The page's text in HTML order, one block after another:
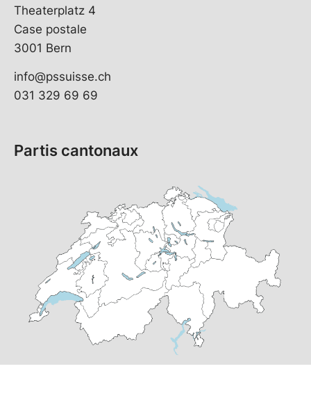
Theaterplatz 4
Case postale
3001 Bern
info@pssuisse.ch
031 329 69 69
Partis cantonaux